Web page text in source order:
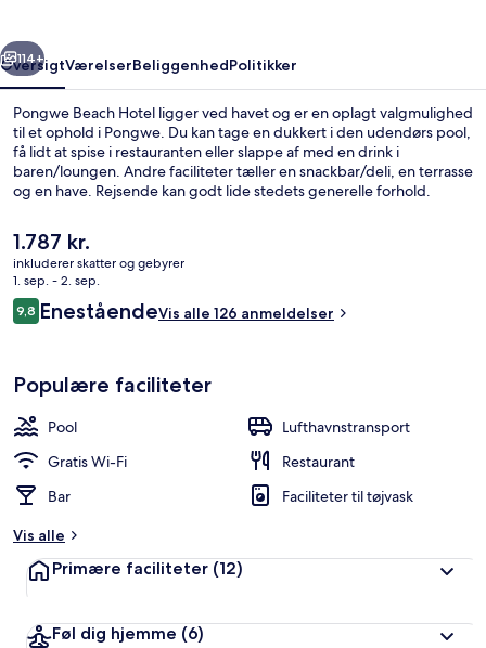
Næste
114+
OversigtVærelserBeliggenhedPolitikker
Pongwe Beach Hotel ligger ved havet og er en oplagt valgmulighed
til et ophold i Pongwe. Du kan tage en dukkert i den udendørs pool,
få lidt at spise i restauranten eller slappe af med en drink i
baren/loungen. Andre faciliteter tæller en snackbar/deli, en terrasse
og en have. Rejsende kan godt lide stedets generelle forhold.
Den
nuværende
pris
er
1.787 kr.
1.787 kr.
inkluderer skatter og gebyrer
1. sep. - 2. sep.
Anmeldelser
9,89,8 ud af 10.
EneståendeVis alle 126 anmeldelser
Populære faciliteter
Pool
Lufthavnstransport
Gratis Wi-Fi
Restaurant
Bar
Faciliteter til tøjvask
Vis alle
Primære faciliteter (12)
Føl dig hjemme (6)